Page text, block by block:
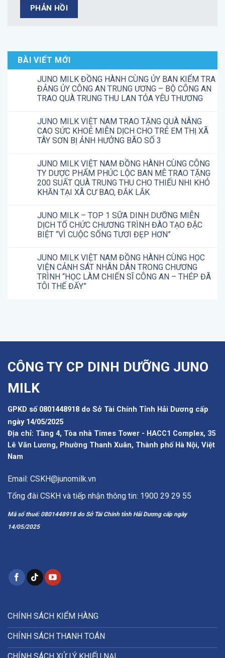
BÀI VIẾT MỚI
JUNO MILK ĐỒNG HÀNH CÙNG ỦY BAN KIỂM TRA
ĐẢNG ỦY CÔNG AN TRUNG ƯƠNG – BỘ CÔNG AN
TRAO QUÀ TRUNG THU LAN TỎA YÊU THƯƠNG
JUNO MILK VIỆT NAM TRAO TẶNG QUÀ NÂNG
CAO SỨC KHOẺ MIỄN DỊCH CHO TRẺ EM THỊ XÃ
TÂY SƠN BỊ ẢNH HƯỞNG BÃO SỐ 3
JUNO MILK VIỆT NAM ĐỒNG HÀNH CÙNG CÔNG
TY DƯỢC PHẨM PHÚC LỘC BAN MÊ TRAO TẶNG
200 SUẤT QUÀ TRUNG THU CHO THIẾU NHI KHÓ
KHĂN TẠI XÃ CƯ BAO, ĐẮK LẮK
JUNO MILK – TOP 1 SỮA DINH DƯỠNG MIỄN
DỊCH TỔ CHỨC CHƯƠNG TRÌNH ĐÀO TẠO ĐẶC
BIỆT “VÌ CUỘC SỐNG TƯƠI ĐẸP HƠN”
JUNO MILK VIỆT NAM ĐỒNG HÀNH CÙNG HỌC
VIỆN CẢNH SÁT NHÂN DÂN TRONG CHƯƠNG
TRÌNH “HỌC LÀM CHIẾN SĨ CÔNG AN – THÉP ĐÃ
TÔI THẾ ĐẤY”
CÔNG TY CP DINH DƯỠNG JUNO
MILK
GPKD số 0801448918 do Sở Tài Chính Tỉnh Hải Dương cấp
ngày 14/05/2025
Địa chỉ: Tầng 4, Tòa nhà Times Tower - HACC1 Complex, 35
Lê Văn Lương, Phường Thanh Xuân, Thành phố Hà Nội, Việt
Nam
Email: CSKH@junomilk.vn
Tổng đài CSKH và tiếp nhận thông tin: 1900 29 29 55
Mã số thuế: 0801448918 do Sở Tài Chính tỉnh Hải Dương cấp ngày
14/05/2025
CHÍNH SÁCH KIỂM HÀNG
CHÍNH SÁCH THANH TOÁN